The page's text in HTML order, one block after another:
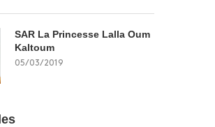
SAR La Princesse Lalla Oum
Kaltoum
05/03/2019